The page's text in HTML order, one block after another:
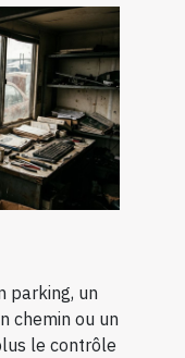
parking, un
chemin ou un
le contrôle